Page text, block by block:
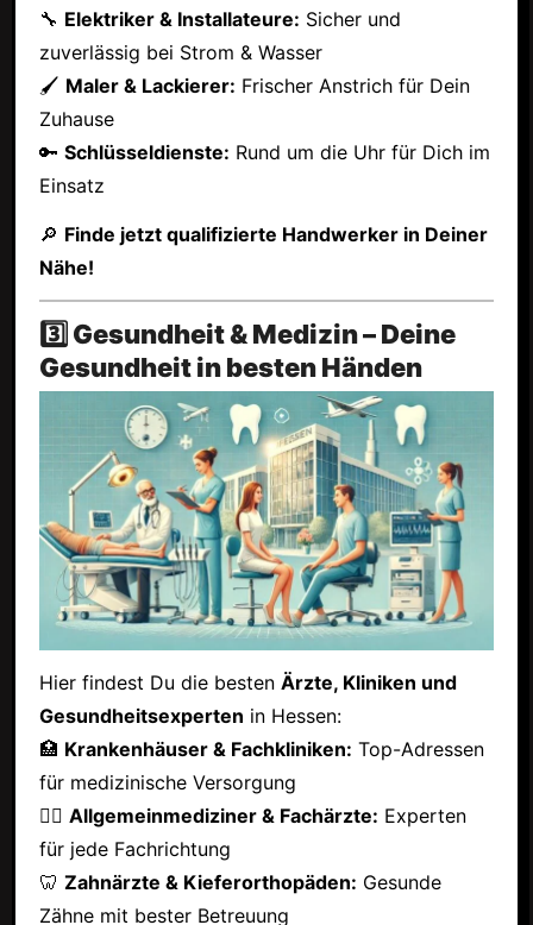
🔧 Elektriker & Installateure: Sicher und
zuverlässig bei Strom & Wasser
🖌 Maler & Lackierer: Frischer Anstrich für Dein
Zuhause
🔑 Schlüsseldienste: Rund um die Uhr für Dich im
Einsatz
🔎 Finde jetzt qualifizierte Handwerker in Deiner
Nähe!
3️⃣ Gesundheit & Medizin – Deine
Gesundheit in besten Händen
Hier findest Du die besten Ärzte, Kliniken und
Gesundheitsexperten in Hessen:
🏥 Krankenhäuser & Fachkliniken: Top-Adressen
für medizinische Versorgung
👩‍⚕️ Allgemeinmediziner & Fachärzte: Experten
für jede Fachrichtung
🦷 Zahnärzte & Kieferorthopäden: Gesunde
Zähne mit bester Betreuung